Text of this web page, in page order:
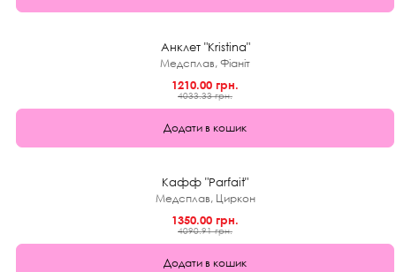
Анклет "Kristina"
Медсплав, Фіаніт
1210.00 грн.
4033.33 грн.
Додати в кошик
Кафф "Parfait"
Медсплав, Циркон
1350.00 грн.
4090.91 грн.
Додати в кошик